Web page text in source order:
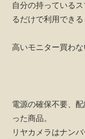
自分の持っている
るだけで利用でき
高いモニター買わ
電源の確保不要、
った商品。
リヤカメラはナン